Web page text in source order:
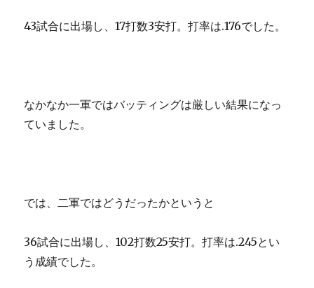
43試合に出場し、17打数3安打。打率は.176でした。
なかなか一軍ではバッティングは厳しい結果になっ
ていました。
では、二軍ではどうだったかというと
36試合に出場し、102打数25安打。打率は.245とい
う成績でした。